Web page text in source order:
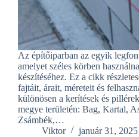
Az építőiparban az egyik
amelyet széles körben
készítéséhez. Ez a cikk
fajtáit, árait, méreteit és
különösen a kerítések és
megye területén: Bag, Kartal,
Zsámbék,…
Viktor
január 31, 2025